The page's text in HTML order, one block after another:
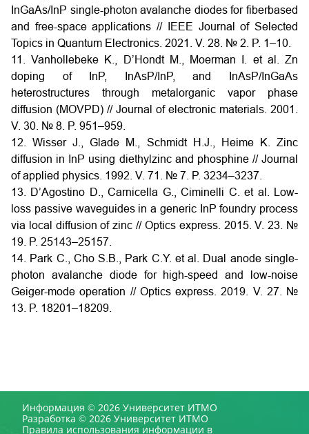
InGaAs/InP single-photon avalanche diodes for fiberbased
and free-space applications // IEEE Journal of Selected
Topics in Quantum Electronics. 2021. V. 28. № 2. P. 1–10.
11. Vanhollebeke K., D’Hondt M., Moerman I. et al. Zn
doping of InP, InAsP/InP, and InAsP/InGaAs
heterostructures through metalorganic vapor phase
diffusion (MOVPD) // Journal of electronic materials. 2001.
V. 30. № 8. P. 951–959.
12. Wisser J., Glade M., Schmidt H.J., Heime K. Zinc
diffusion in InP using diethylzinc and phosphine // Journal
of applied physics. 1992. V. 71. № 7. P. 3234–3237.
13. D’Agostino D., Carnicella G., Ciminelli C. et al. Low-
loss passive waveguides in a generic InP foundry process
via local diffusion of zinc // Optics express. 2015. V. 23. №
19. P. 25143–25157.
14. Park C., Cho S.B., Park C.Y. et al. Dual anode single-
photon avalanche diode for high-speed and low-noise
Geiger-mode operation // Optics express. 2019. V. 27. №
13. P. 18201–18209.
Информация © 2026 Университет ИТМО
Разработка © 2026 Университет ИТМО
Правила использования информации в